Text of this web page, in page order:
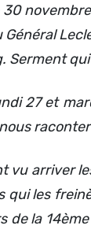
Serment
27 et
vu arriver
qui les
de la